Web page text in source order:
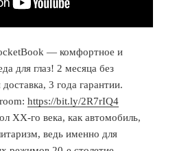
— комфортное и
для глаз! 2 месяца без
3 года гарантии.
https://bit.ly/2R7rIQ4
XX-го века, как автомобиль,
ведь именно для